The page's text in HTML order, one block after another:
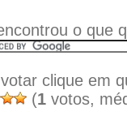
o que
clique em
(1 votos,